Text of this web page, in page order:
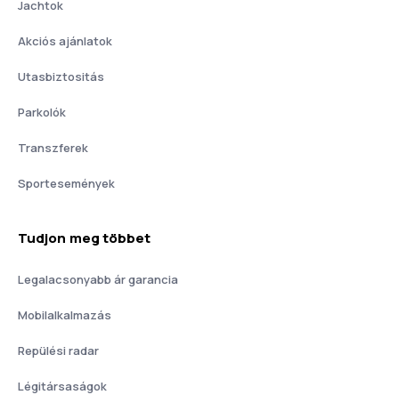
Jachtok
Akciós ajánlatok
Utasbiztositás
Parkolók
Transzferek
Sportesemények
Tudjon meg többet
Legalacsonyabb ár garancia
Mobilalkalmazás
Repülési radar
Légitársaságok